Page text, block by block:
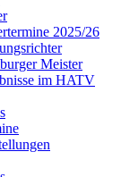
2025/26
Meister
im HATV